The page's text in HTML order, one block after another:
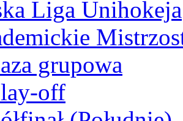
Liga Unihokeja
grupowa
off